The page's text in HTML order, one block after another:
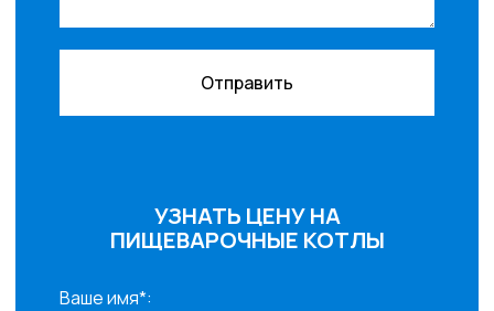
Отправить
УЗНАТЬ ЦЕНУ НА
ПИЩЕВАРОЧНЫЕ КОТЛЫ
Ваше имя*: